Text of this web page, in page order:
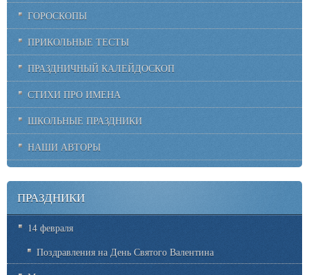
ГОРОСКОПЫ
ПРИКОЛЬНЫЕ ТЕСТЫ
ПРАЗДНИЧНЫЙ КАЛЕЙДОСКОП
СТИХИ ПРО ИМЕНА
ШКОЛЬНЫЕ ПРАЗДНИКИ
НАШИ АВТОРЫ
ПРАЗДНИКИ
14 февраля
Поздравления на День Святого Валентина